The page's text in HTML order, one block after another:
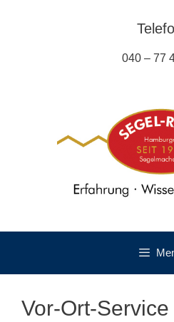
040 – 77
Vor-Ort-Service